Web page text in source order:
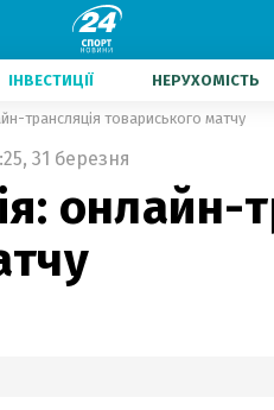
ІНВЕСТИЦІЇ НЕРУХОМІСТЬ
трансляція товариського матчу
31 березня
онлайн-